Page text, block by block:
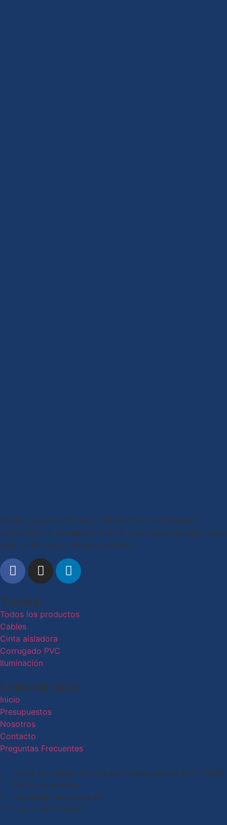
Desde nuestro sitio web, compartimos novedades,
lanzamientos, consejos y todo lo que necesitás saber para
estar al día con el mundo eléctrico.
Tienda
Todos los productos
Cables
Cinta aisladora
Corrugado PVC
Iluminación
Links del sitio
Inicio
Presupuestos
Nosotros
Contacto
Preguntas Frecuentes
Local de ventas: Av. de Los Constituyentes 6061, CaBA
(1431), Argentina
ventas@pimesa.com.ar
+54 11 4571 9096